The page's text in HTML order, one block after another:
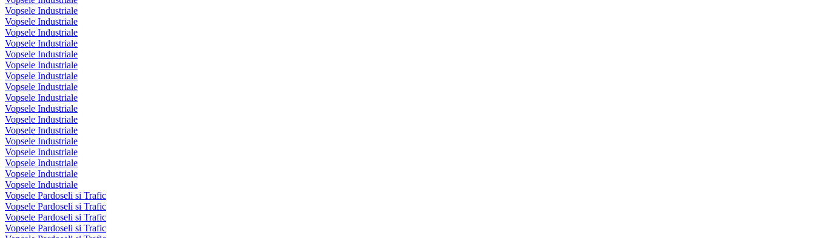
Vopsele Industriale
Vopsele Industriale
Vopsele Industriale
Vopsele Industriale
Vopsele Industriale
Vopsele Industriale
Vopsele Industriale
Vopsele Industriale
Vopsele Industriale
Vopsele Industriale
Vopsele Industriale
Vopsele Industriale
Vopsele Industriale
Vopsele Industriale
Vopsele Industriale
Vopsele Industriale
Vopsele Industriale
Vopsele Pardoseli si Trafic
Vopsele Pardoseli si Trafic
Vopsele Pardoseli si Trafic
Vopsele Pardoseli si Trafic